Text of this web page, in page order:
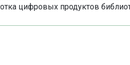
цифровых продуктов